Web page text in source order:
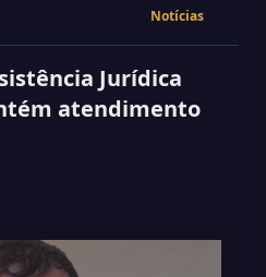
Notícias
Jurídica
atendimento